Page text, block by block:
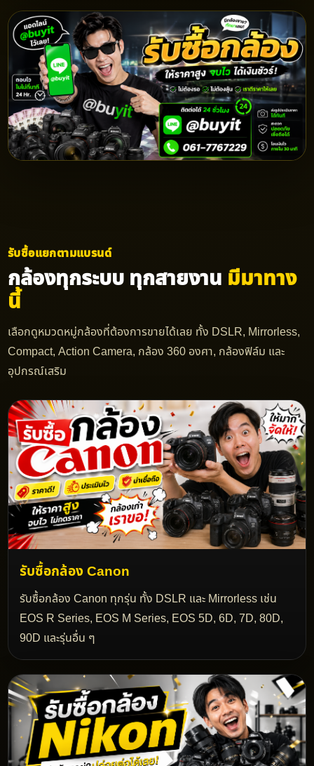
รับซื้อแยกตามแบรนด์
กล้องทุกระบบ ทุกสายงาน มีมาทาง
นี้
เลือกดูหมวดหมู่กล้องที่ต้องการขายได้เลย ทั้ง DSLR, Mirrorless,
Compact, Action Camera, กล้อง 360 องศา, กล้องฟิล์ม และ
อุปกรณ์เสริม
รับซื้อกล้อง Canon
รับซื้อกล้อง Canon ทุกรุ่น ทั้ง DSLR และ Mirrorless เช่น
EOS R Series, EOS M Series, EOS 5D, 6D, 7D, 80D,
90D และรุ่นอื่น ๆ